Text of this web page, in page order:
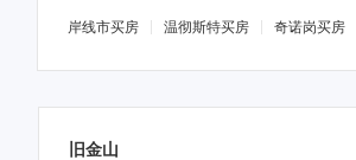
岸线市买房 温彻斯特买房 奇诺岗买房
旧金山